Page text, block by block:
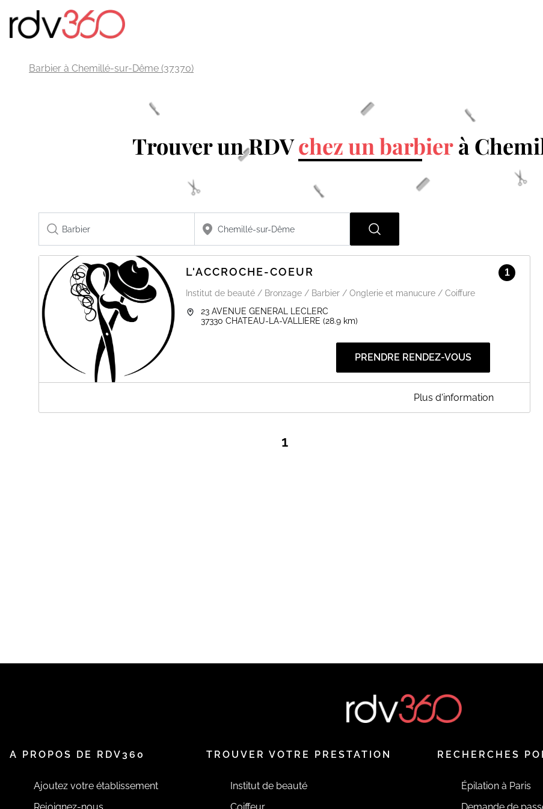
Barbier à Chemillé-sur-Dême (37370)
Trouver un RDVchez un barbierà
L'ACCROCHE-COEUR 1
Institut de beauté / Bronzage / Barbier / Onglerie et manucure / Coiffure
23 AVENUE GENERAL LECLERC
37330 CHATEAU-LA-VALLIERE (28.9 km)
PRENDRE RENDEZ-VOUS
Plus d'information
1
A PROPOS DE RDV360
Ajoutez votre établissement
TROUVER VOTRE PRESTATION
Institut de beauté
RECHERCHES
Épilation à Paris